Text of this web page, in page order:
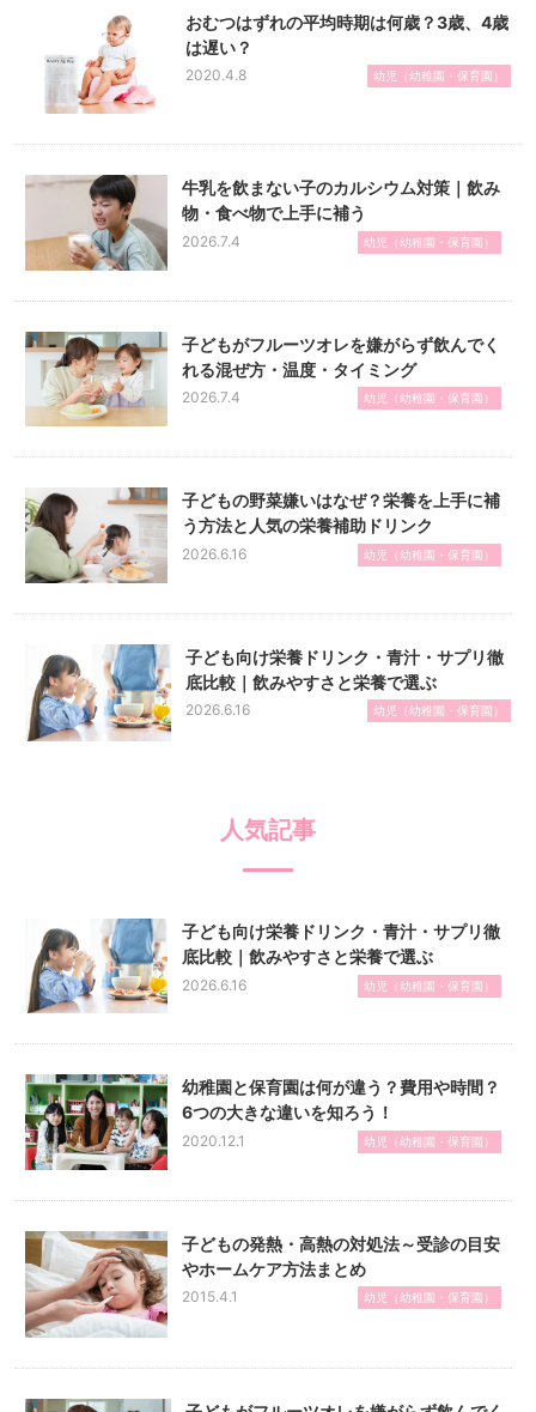
おむつはずれの平均時期は何歳？3歳、4歳
は遅い？
2020.4.8 幼児（幼稚園・保育園）
牛乳を飲まない子のカルシウム対策｜飲み
物・食べ物で上手に補う
2026.7.4 幼児（幼稚園・保育園）
子どもがフルーツオレを嫌がらず飲んでく
れる混ぜ方・温度・タイミング
2026.7.4 幼児（幼稚園・保育園）
子どもの野菜嫌いはなぜ？栄養を上手に補
う方法と人気の栄養補助ドリンク
2026.6.16 幼児（幼稚園・保育園）
子ども向け栄養ドリンク・青汁・サプリ徹
底比較｜飲みやすさと栄養で選ぶ
2026.6.16 幼児（幼稚園・保育園）
人気記事
子ども向け栄養ドリンク・青汁・サプリ徹
底比較｜飲みやすさと栄養で選ぶ
2026.6.16 幼児（幼稚園・保育園）
幼稚園と保育園は何が違う？費用や時間？
6つの大きな違いを知ろう！
2020.12.1 幼児（幼稚園・保育園）
子どもの発熱・高熱の対処法～受診の目安
やホームケア方法まとめ
2015.4.1 幼児（幼稚園・保育園）